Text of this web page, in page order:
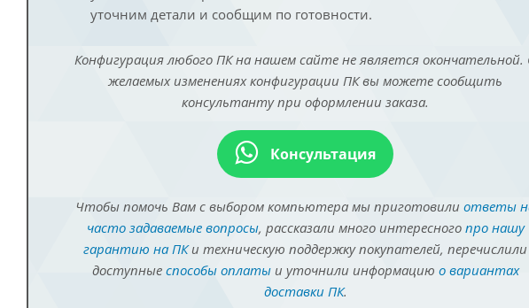
уточним детали и сообщим по готовности.
Конфигурация любого ПК на нашем сайте не является окончательной.
желаемых изменениях конфигурации ПК вы можете сообщить
консультанту при оформлении заказа.
Консультация
Чтобы помочь Вам с выбором компьютера мы приготовили ответы
часто задаваемые вопросы, рассказали много интересного про нашу
гарантию на ПКи техническую поддержку покупателей, перечислили
доступные способы оплатыи уточнили информацию о вариантах
доставки ПК.